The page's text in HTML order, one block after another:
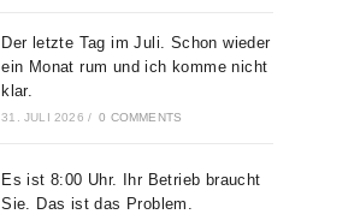
Der letzte Tag im Juli. Schon wieder
ein Monat rum und ich komme nicht
klar.
31. JULI 2026 / 0 COMMENTS
Es ist 8:00 Uhr. Ihr Betrieb braucht
Sie. Das ist das Problem.